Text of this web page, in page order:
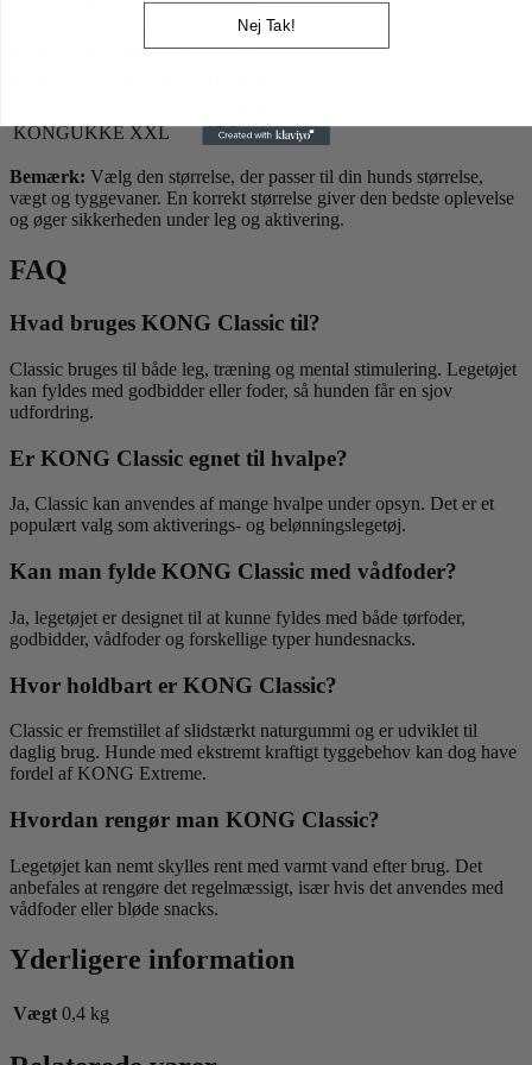
7,6 cm
Medium
8,8 cm
KONGUKKE XXL 15,2 cm
Bemærk: Vælg den størrelse, der passer til din hunds størrelse,
vægt og tyggevaner. En korrekt størrelse giver den bedste oplevelse
og øger sikkerheden under leg og aktivering.
FAQ
Hvad bruges KONG Classic til?
Classic bruges til både leg, træning og mental stimulering. Legetøjet
kan fyldes med godbidder eller foder, så hunden får en sjov
udfordring.
Er KONG Classic egnet til hvalpe?
Ja, Classic kan anvendes af mange hvalpe under opsyn. Det er et
populært valg som aktiverings- og belønningslegetøj.
Kan man fylde KONG Classic med vådfoder?
Ja, legetøjet er designet til at kunne fyldes med både tørfoder,
godbidder, vådfoder og forskellige typer hundesnacks.
Hvor holdbart er KONG Classic?
Classic er fremstillet af slidstærkt naturgummi og er udviklet til
daglig brug. Hunde med ekstremt kraftigt tyggebehov kan dog have
fordel af KONG Extreme.
Hvordan rengør man KONG Classic?
Legetøjet kan nemt skylles rent med varmt vand efter brug. Det
anbefales at rengøre det regelmæssigt, især hvis det anvendes med
vådfoder eller bløde snacks.
Yderligere information
Vægt 0,4 kg
Nej Tak!